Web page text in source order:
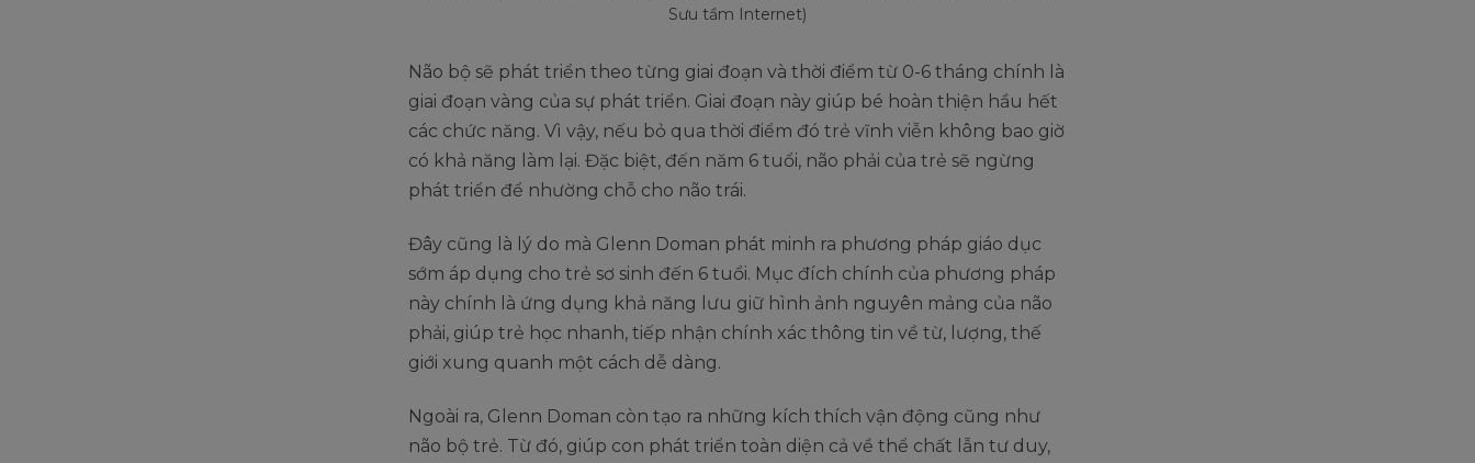
Sưu tầm Internet)
Não bộ sẽ phát triển theo từng giai đoạn và thời điểm từ 0-6 tháng chính là
giai đoạn vàng của sự phát triển. Giai đoạn này giúp bé hoàn thiện hầu hết
các chức năng. Vì vậy, nếu bỏ qua thời điểm đó trẻ vĩnh viễn không bao giờ
có khả năng làm lại. Đặc biệt, đến năm 6 tuổi, não phải của trẻ sẽ ngừng
phát triển để nhường chỗ cho não trái.
Đây cũng là lý do mà Glenn Doman phát minh ra phương pháp giáo dục
sớm áp dụng cho trẻ sơ sinh đến 6 tuổi. Mục đích chính của phương pháp
này chính là ứng dụng khả năng lưu giữ hình ảnh nguyên mảng của não
phải, giúp trẻ học nhanh, tiếp nhận chính xác thông tin về từ, lượng, thế
giới xung quanh một cách dễ dàng.
Ngoài ra, Glenn Doman còn tạo ra những kích thích vận động cũng như
não bộ trẻ. Từ đó, giúp con phát triển toàn diện cả về thể chất lẫn tư duy,